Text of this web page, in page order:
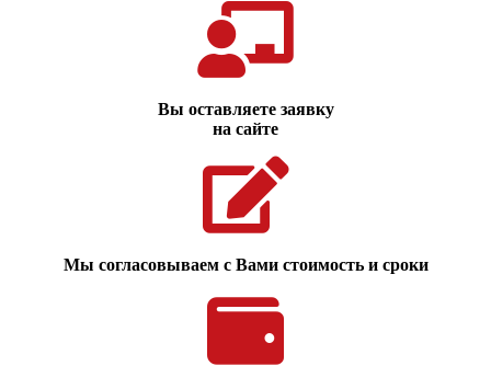
Вы оставляете заявку
на сайте
Мы согласовываем с Вами стоимость и сроки